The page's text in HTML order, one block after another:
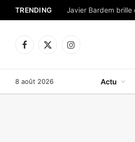
TRENDING
Facebook
X
Instagram
8 août 2026 Actu